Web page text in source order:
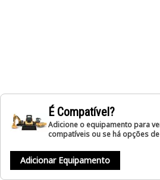
É Compatível?
Adicione o equipamento para
compatíveis ou se há opções
Adicionar Equipamento